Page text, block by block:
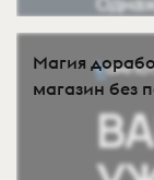
Магия
магазин без